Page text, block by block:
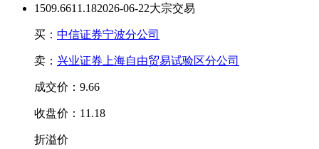
1509.6611.182026-06-22大宗交易
买： 中信证券宁波分公司
卖： 兴业证券上海自由贸易试验区分公司
成交价：9.66
收盘价：11.18
折溢价